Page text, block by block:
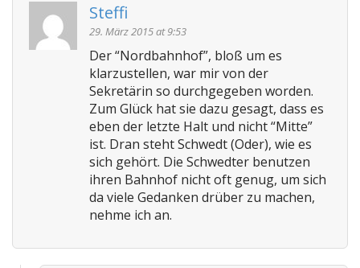
Steffi
29. März 2015 at 9:53
Der “Nordbahnhof”, bloß um es
klarzustellen, war mir von der
Sekretärin so durchgegeben worden.
Zum Glück hat sie dazu gesagt, dass es
eben der letzte Halt und nicht “Mitte”
ist. Dran steht Schwedt (Oder), wie es
sich gehört. Die Schwedter benutzen
ihren Bahnhof nicht oft genug, um sich
da viele Gedanken drüber zu machen,
nehme ich an.